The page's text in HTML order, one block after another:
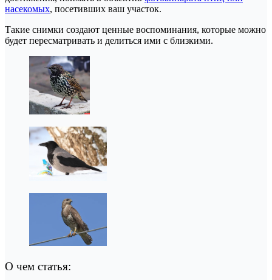
насекомых, посетивших ваш участок.
Такие снимки создают ценные воспоминания, которые можно
будет пересматривать и делиться ими с близкими.
О чем статья: